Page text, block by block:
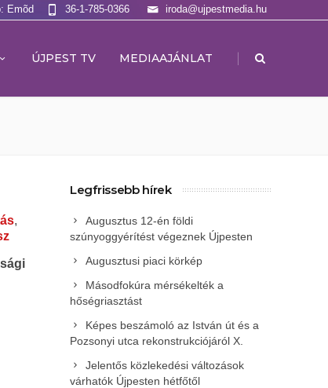
Emõd iroda@ujpestmedia.hu
36-1-785-0366
ÚJPEST TV MEDIAAJÁNLAT |
,
Legfrissebb hírek
Augusztus 12-én földi
szúnyoggyérítést végeznek Újpesten
Augusztusi piaci körkép
Másodfokúra mérsékelték a
hőségriasztást
Képes beszámoló az István út és a
Pozsonyi utca rekonstrukciójáról X.
Jelentős közlekedési változások
várhatók Újpesten hétfőtől